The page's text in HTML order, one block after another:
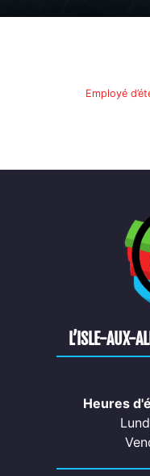
Employé
L’ISLE-AUX-
Heures